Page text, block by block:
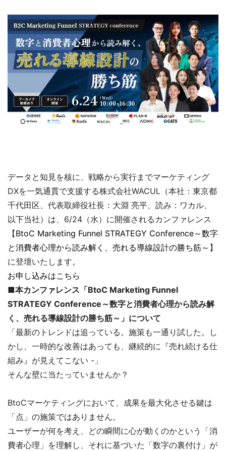
データと知見を核に、戦略から実行までマーケティング
DXを一気通貫で支援する株式会社WACUL（本社：東京都
千代田区、代表取締役社長：大淵 亮平、読み：ワカル、
以下当社）は、6/24（水）に開催されるカンファレンス
【BtoC Marketing Funnel STRATEGY Conference～数字
と消費者心理から読み解く、売れる導線設計の勝ち筋～ 】
に登壇いたします。
お申し込みはこちら
■本カンファレンス「BtoC Marketing Funnel
STRATEGY Conference～数字と消費者心理から読み解
く、売れる導線設計の勝ち筋～」について
「最新のトレンドは追っている。施策も一通り試した。し
かし、一時的な改善はあっても、継続的に『売れ続ける仕
組み』が見えてこない -」
そんな壁に当たっていませんか？
BtoCマーケティングにおいて、成果を最大化させる鍵は
「点」の施策ではありません。
ユーザーが何を考え、どの瞬間に心が動くのかという「消
費者心理」を理解し、それに基づいた「数字の裏付け」が